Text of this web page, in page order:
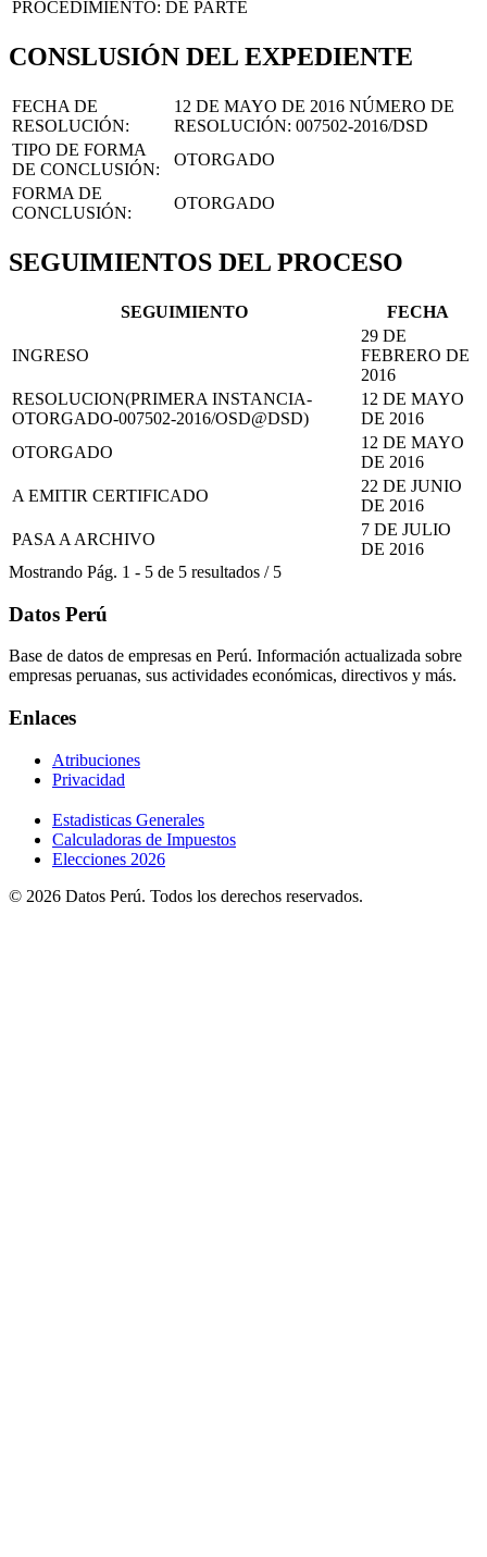
PROCEDIMIENTO: DE PARTE
CONSLUSIÓN DEL EXPEDIENTE
FECHA DE
RESOLUCIÓN:
12 DE MAYO DE 2016 NÚMERO DE
RESOLUCIÓN: 007502-2016/DSD
TIPO DE FORMA
DE CONCLUSIÓN:
OTORGADO
FORMA DE
CONCLUSIÓN:
OTORGADO
SEGUIMIENTOS DEL PROCESO
SEGUIMIENTO FECHA
INGRESO
29 DE
FEBRERO DE
2016
RESOLUCION(PRIMERA INSTANCIA-
OTORGADO-007502-2016/OSD@DSD)
12 DE MAYO
DE 2016
OTORGADO
12 DE MAYO
DE 2016
A EMITIR CERTIFICADO
22 DE JUNIO
DE 2016
PASA A ARCHIVO
7 DE JULIO
DE 2016
Mostrando Pág. 1 - 5 de 5 resultados / 5
Datos Perú
Base de datos de empresas en Perú. Información actualizada sobre
empresas peruanas, sus actividades económicas, directivos y más.
Enlaces
Atribuciones
Privacidad
Estadisticas Generales
Calculadoras de Impuestos
Elecciones 2026
© 2026 Datos Perú. Todos los derechos reservados.